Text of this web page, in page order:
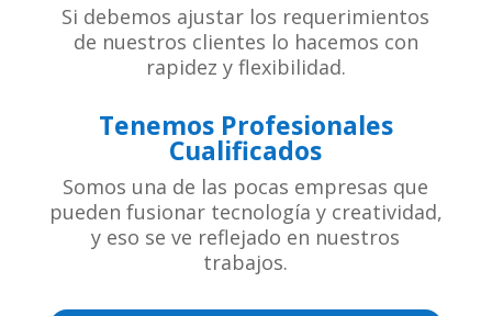
Si debemos ajustar los requerimientos
de nuestros clientes lo hacemos con
rapidez y flexibilidad.
Tenemos Profesionales
Cualificados
Somos una de las pocas empresas que
pueden fusionar tecnología y creatividad,
y eso se ve reflejado en nuestros
trabajos.